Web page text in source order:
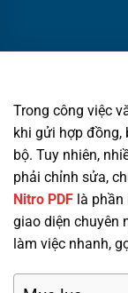
Trong công việc
khi gửi hợp đồng,
bộ. Tuy nhiên,
phải chỉnh sửa,
Nitro PDF là phần
giao diện chuyên
làm việc nhanh,